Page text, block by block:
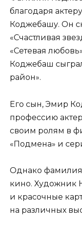
благодаря
Коджебашу. Он
«Счастливая
«Сетевая
Коджебаш
район».
Его сын, Эмир
профессию
своим ролям в
«Подмена» и
Однако
кино. Художник
и красочные
на различных